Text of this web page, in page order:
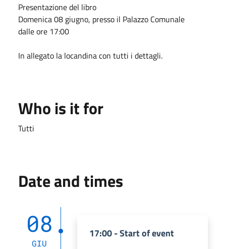
Presentazione del libro
Domenica 08 giugno, presso il Palazzo Comunale
dalle ore 17:00
In allegato la locandina con tutti i dettagli.
Who is it for
Tutti
Date and times
08
GIU
17:00 - Start of event